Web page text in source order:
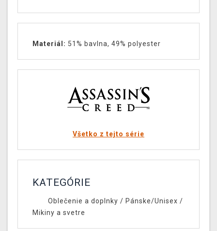
Materiál: 51% bavlna, 49% polyester
Všetko z tejto série
KATEGÓRIE
Oblečenie a doplnky / Pánske/Unisex /
Mikiny a svetre